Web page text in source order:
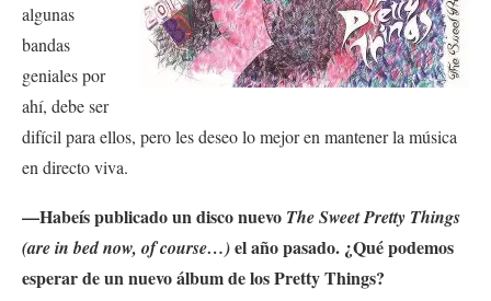
algunas
bandas
geniales por
ahí, debe ser
difícil para ellos, pero les deseo lo mejor en mantener la música
en directo viva.
—Habeís publicado un disco nuevo The Sweet Pretty Things
(are in bed now, of course…)el año pasado. ¿Qué podemos
esperar de un nuevo álbum de los Pretty Things?